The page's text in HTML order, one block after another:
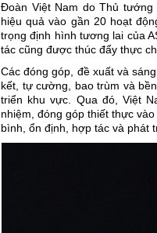
Đoàn Việt Nam do Thủ
hiệu quả vào gần 20 hoạt
trọng định hình tương lai của
tác cũng được thúc đẩy thực
Các đóng góp, đề xuất và
kết, tự cường, bao trùm và
triển khu vực. Qua đó, Việt
nhiệm, đóng góp thiết thực
bình, ổn định, hợp tác và phát